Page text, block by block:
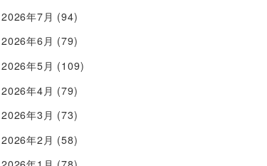
2026年7月 (94)
2026年6月 (79)
2026年5月 (109)
2026年4月 (79)
2026年3月 (73)
2026年2月 (58)